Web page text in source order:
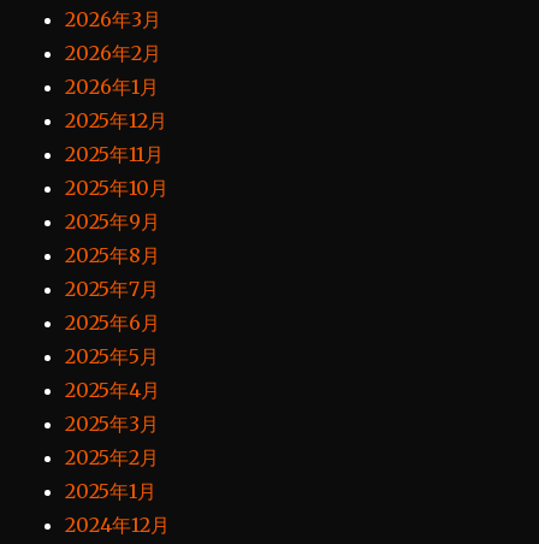
2026年3月
2026年2月
2026年1月
2025年12月
2025年11月
2025年10月
2025年9月
2025年8月
2025年7月
2025年6月
2025年5月
2025年4月
2025年3月
2025年2月
2025年1月
2024年12月